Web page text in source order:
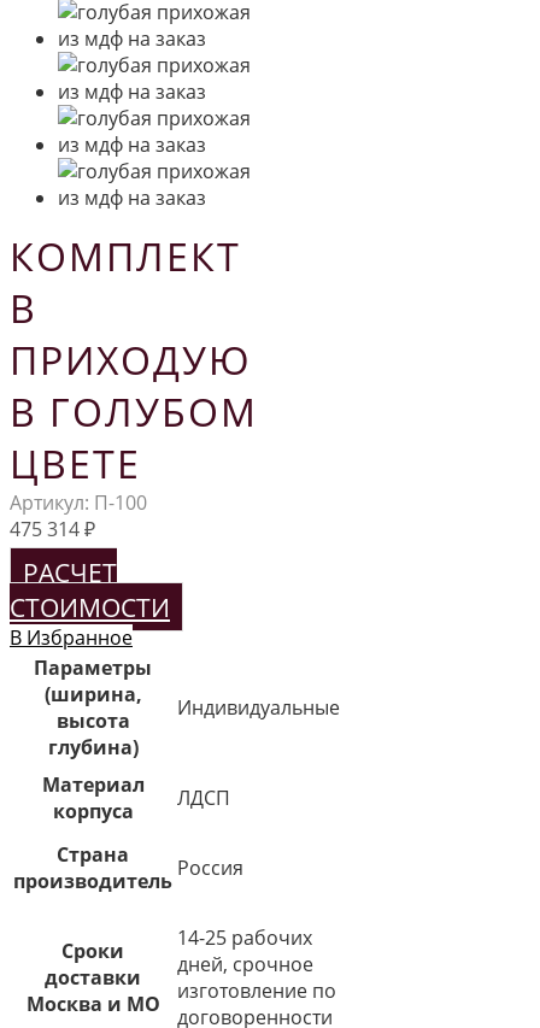
КОМПЛЕКТ
В
ПРИХОДУЮ
В ГОЛУБОМ
ЦВЕТЕ
Артикул: П-100
475 314₽
РАСЧЕТ
СТОИМОСТИ
В Избранное
Параметры
(ширина,
высота
глубина)
Индивидуальные
Материал
корпуса
ЛДСП
Страна
производитель Россия
Сроки
доставки
Москва и МО
14-25 рабочих
дней, срочное
изготовление по
договоренности